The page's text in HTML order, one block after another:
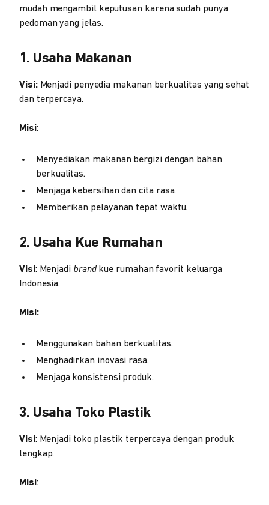
mudah mengambil keputusan karena sudah punya
pedoman yang jelas.
1. Usaha Makanan
Visi:Menjadi penyedia makanan berkualitas yang sehat
dan terpercaya.
Misi:
Menyediakan makanan bergizi dengan bahan
berkualitas.
Menjaga kebersihan dan cita rasa.
Memberikan pelayanan tepat waktu.
2. Usaha Kue Rumahan
Visi: Menjadi brandkue rumahan favorit keluarga
Indonesia.
Misi:
Menggunakan bahan berkualitas.
Menghadirkan inovasi rasa.
Menjaga konsistensi produk.
3. Usaha Toko Plastik
Visi: Menjadi toko plastik terpercaya dengan produk
lengkap.
Misi: